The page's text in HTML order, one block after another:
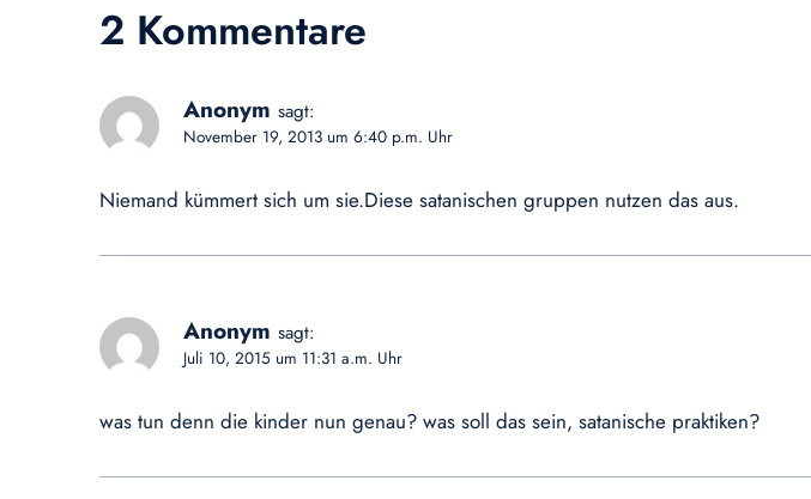
2 Kommentare
Anonym sagt:
November 19, 2013 um 6:40 p.m. Uhr
Niemand kümmert sich um sie.Diese satanischen gruppen nutzen das aus.
Anonym sagt:
Juli 10, 2015 um 11:31 a.m. Uhr
was tun denn die kinder nun genau? was soll das sein, satanische praktiken?